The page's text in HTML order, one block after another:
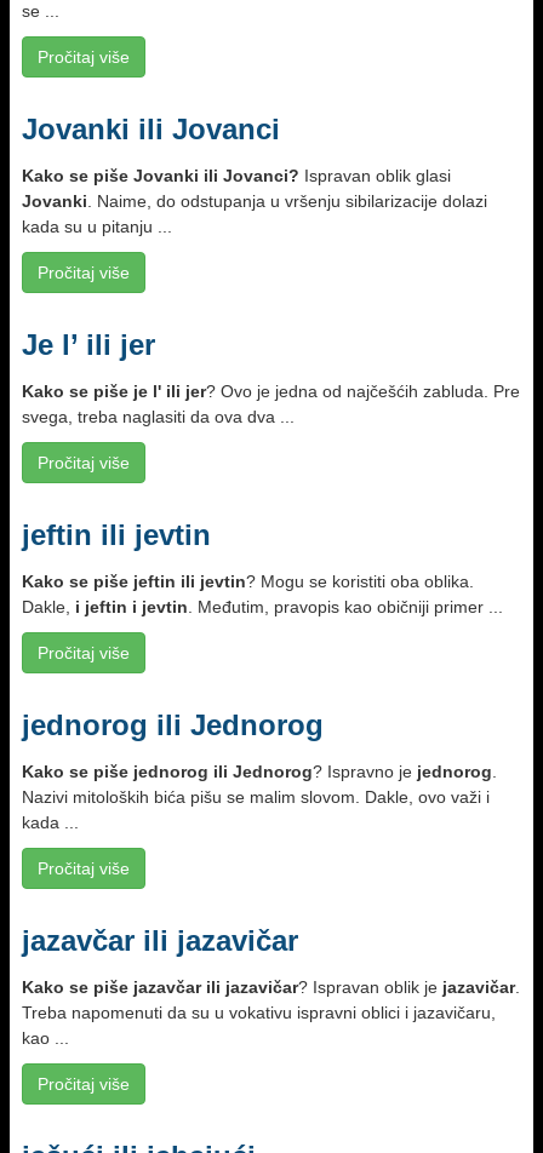
se ...
Pročitaj više
Jovanki ili Jovanci
Kako se piše Jovanki ili Jovanci? Ispravan oblik glasi
Jovanki . Naime, do odstupanja u vršenju sibilarizacije dolazi
kada su u pitanju ...
Pročitaj više
Je l’ ili jer
Kako se piše je l' ili jer? Ovo je jedna od najčešćih zabluda. Pre
svega, treba naglasiti da ova dva ...
Pročitaj više
jeftin ili jevtin
Kako se piše jeftin ili jevtin? Mogu se koristiti oba oblika.
Dakle, i jeftin i jevtin . Međutim, pravopis kao običniji primer ...
Pročitaj više
jednorog ili Jednorog
Kako se piše jednorog ili Jednorog? Ispravno je jednorog
Nazivi mitoloških bića pišu se malim slovom. Dakle, ovo važi i
kada ...
Pročitaj više
jazavčar ili jazavičar
Kako se piše jazavčar ili jazavičar? Ispravan oblik je jazavičar.
Treba napomenuti da su u vokativu ispravni oblici i jazavičaru,
kao ...
Pročitaj više